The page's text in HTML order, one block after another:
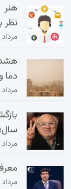
هنر
نظر
مرداد ۶, ۱۴۰۵
دما
مرداد ۵, ۱۴۰۵
مرداد ۵, ۱۴۰۵
مرداد ۳, ۱۴۰۵